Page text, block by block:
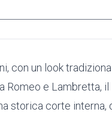
con un look
e Lambretta, il
storica corte interna,